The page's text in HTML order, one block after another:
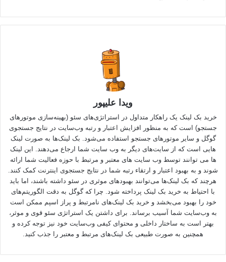
ویدا علیپور
خرید بک لینک یک راهکار متداول در استراتژی‌های سئو (بهینه‌سازی موتورهای
جستجو) است که به منظور افزایش اعتبار و رتبه وب‌سایت در نتایج جستجوی
گوگل و سایر موتورهای جستجو استفاده می‌شود. بک لینک‌ها به صورت لینک
هایی است که از سایت‌های دیگر به وب سایت شما ارجاع می‌دهند. این لینک
ها می توانند توسط وب سایت های معتبر و مرتبط با حوزه فعالیت شما ارائه
شوند و به بهبود اعتبار و ارتقاء رتبه شما در نتایج جستجوی اینترنت کمک کنند.
هرچند که بک لینک‌ها می‌توانند بهبودهای موثری در سئو داشته باشند، اما باید
با احتیاط به خرید بک لینک پرداخته شود. چرا که گوگل به دقت الگوریتم‌های
خود را بهبود می‌بخشد و خرید بک لینک‌های نامرتبط و پراز اسپم ممکن است
به وب‌سایت شما آسیب برساند. برای داشتن یک استراتژی سئو قوی و موثر،
بهتر است به ساختار داخلی و محتوای کیفی وب‌سایت خود نیز توجه کرده و
همچنین به صورت طبیعی بک لینک‌های مرتبط و معتبر را جذب کنید.